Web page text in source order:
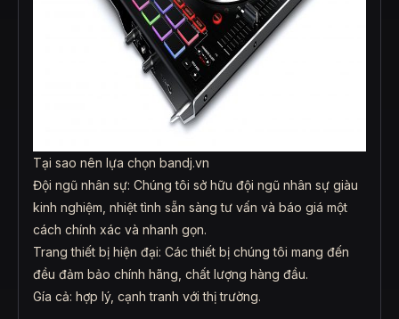
Tại sao nên lựa chọn bandj.vn
Đội ngũ nhân sự: Chúng tôi sở hữu đội ngũ nhân sự giàu
kinh nghiệm, nhiệt tình sẵn sàng tư vấn và báo giá một
cách chính xác và nhanh gọn.
Trang thiết bị hiện đại: Các thiết bị chúng tôi mang đến
đều đảm bảo chính hãng, chất lượng hàng đầu.
Gía cả: hợp lý, cạnh tranh với thị trường.